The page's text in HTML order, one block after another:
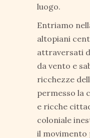
luogo.
Entriamo
altopiani
attraversati
da vento e
ricchezze
permesso la
e ricche
coloniale
il movimento